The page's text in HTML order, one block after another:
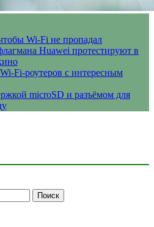
Wi-Fi не пропадал
Huawei протестируют в
Fi-роутеров с интересным
microSD и разъёмом для